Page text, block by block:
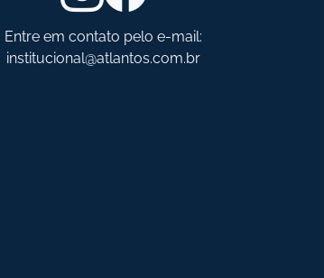
Entre em contato pelo e-mail:
institucional@atlantos.com.br